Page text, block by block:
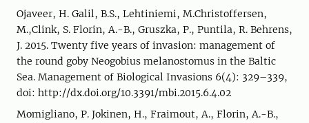
Ojaveer, H. Galil, B.S., Lehtiniemi, M.Christoffersen,
M.,Clink, S. Florin, A.-B., Gruszka, P., Puntila, R. Behrens,
J. 2015. Twenty five years of invasion: management of
the round goby Neogobius melanostomus in the Baltic
Sea. Management of Biological Invasions 6(4): 329–339,
doi: http://dx.doi.org/10.3391/mbi.2015.6.4.02
Momigliano, P. Jokinen, H., Fraimout, A., Florin, A.-B.,